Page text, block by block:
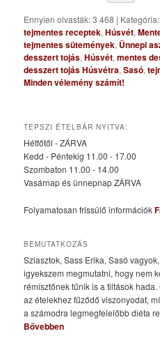
Ennyien olvasták: 3 468 | Kategória:
tejmentes receptek,Húsvét,
tejmentes sütemények, Ünnepi
desszert tojás,Húsvét,mentes
desszert tojás Húsvétra,Sasó,
Minden vélemény számít!
TEPSZI ÉTELBÁR NYITVA:
Hétfőtől - ZÁRVA
Kedd - Péntekig 11.00 - 17.00
Szombaton 11.00 - 14.00
Vasárnap és ünnepnap ZÁRVA
Folyamatosan frissülő információk
BEMUTATKOZÁS
Sziasztok, Sass Erika, Sasó
igyekszem megmutatni, hogy nem
rémisztőnek tűnik is a tiltások
az ételekhez fűződő viszonyodat,
a számodra legmegfelelőbb diéta
Bővebben